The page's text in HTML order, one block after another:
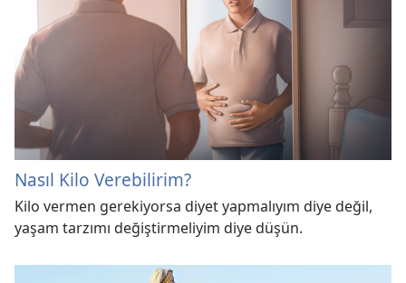
Nasıl Kilo Verebilirim?
Kilo vermen gerekiyorsa diyet yapmalıyım diye değil,
yaşam tarzımı değiştirmeliyim diye düşün.